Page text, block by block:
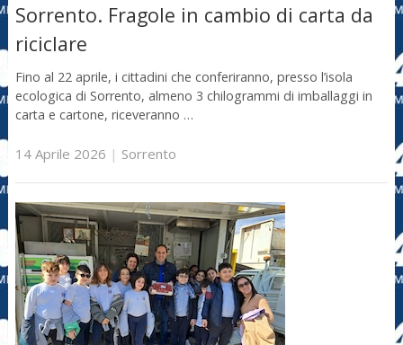
Sorrento. Fragole in cambio di carta da
riciclare
Fino al 22 aprile, i cittadini che conferiranno, presso l’isola
ecologica di Sorrento, almeno 3 chilogrammi di imballaggi in
carta e cartone, riceveranno …
14 Aprile 2026 | Sorrento